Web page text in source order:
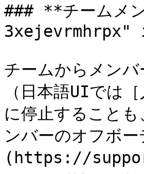
### **チームメ
3xejevrmhrpx"
チームからメン
（日本語UIでは
に停止すること
ンバーのオフボ
(https://